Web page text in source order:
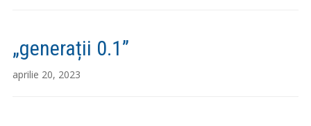
„generații 0.1”
aprilie 20, 2023